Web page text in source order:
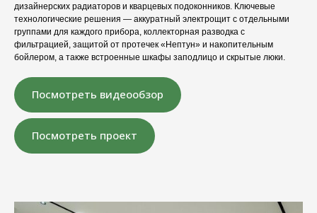
дизайнерских радиаторов и кварцевых подоконников. Ключевые
технологические решения — аккуратный электрощит с отдельными
группами для каждого прибора, коллекторная разводка с
фильтрацией, защитой от протечек «Нептун» и накопительным
бойлером, а также встроенные шкафы заподлицо и скрытые люки.
Посмотреть видеообзор
Посмотреть проект